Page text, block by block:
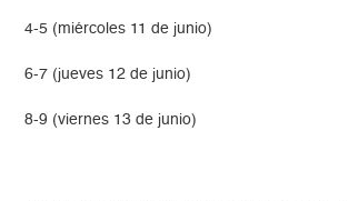
4-5 (miércoles 11 de junio)
6-7 (jueves 12 de junio)
8-9 (viernes 13 de junio)